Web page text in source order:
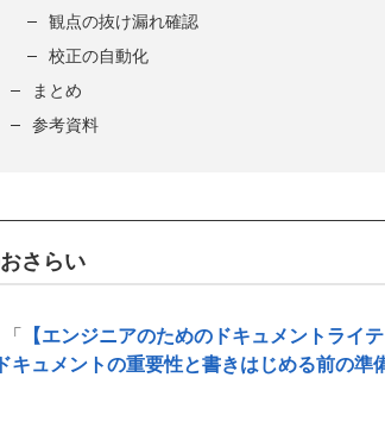
観点の抜け漏れ確認
校正の自動化
まとめ
参考資料
さらい
「 【エンジニアのためのドキュメントライ
キュメントの重要性と書きはじめる前の準